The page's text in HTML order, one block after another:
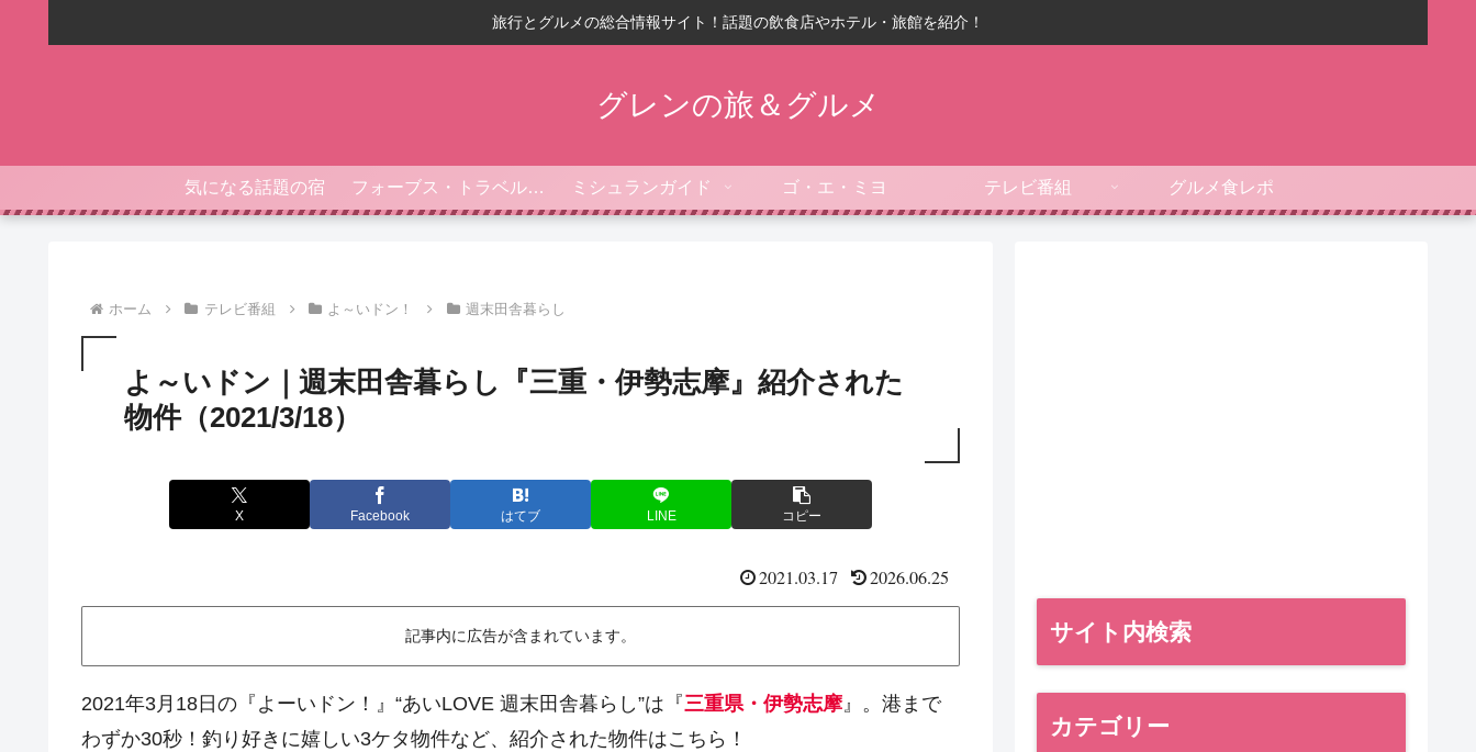
旅行とグルメの総合情報サイト！話題の飲食店やホテル・旅館を紹介！
グレンの旅＆グルメ
気になる話題の宿 フォーブス・トラベルガイド ミシュランガイド ゴ・エ・ミヨ テレビ番組 グルメ食レポ
ホーム テレビ番組 よ～いドン！ 週末田舎暮らし
よ～いドン｜週末田舎暮らし『三重・伊勢志摩』紹介された
物件（2021/3/18）
X Facebook はてブ LINE コピー
2021.03.17 2026.06.25
記事内に広告が含まれています。
2021年3月18日の『よーいドン！』“あいLOVE 週末田舎暮らし”は『三重県・伊勢志摩』。港まで
わずか30秒！釣り好きに嬉しい3ケタ物件など、紹介された物件はこちら！
サイト内検索
カテゴリー